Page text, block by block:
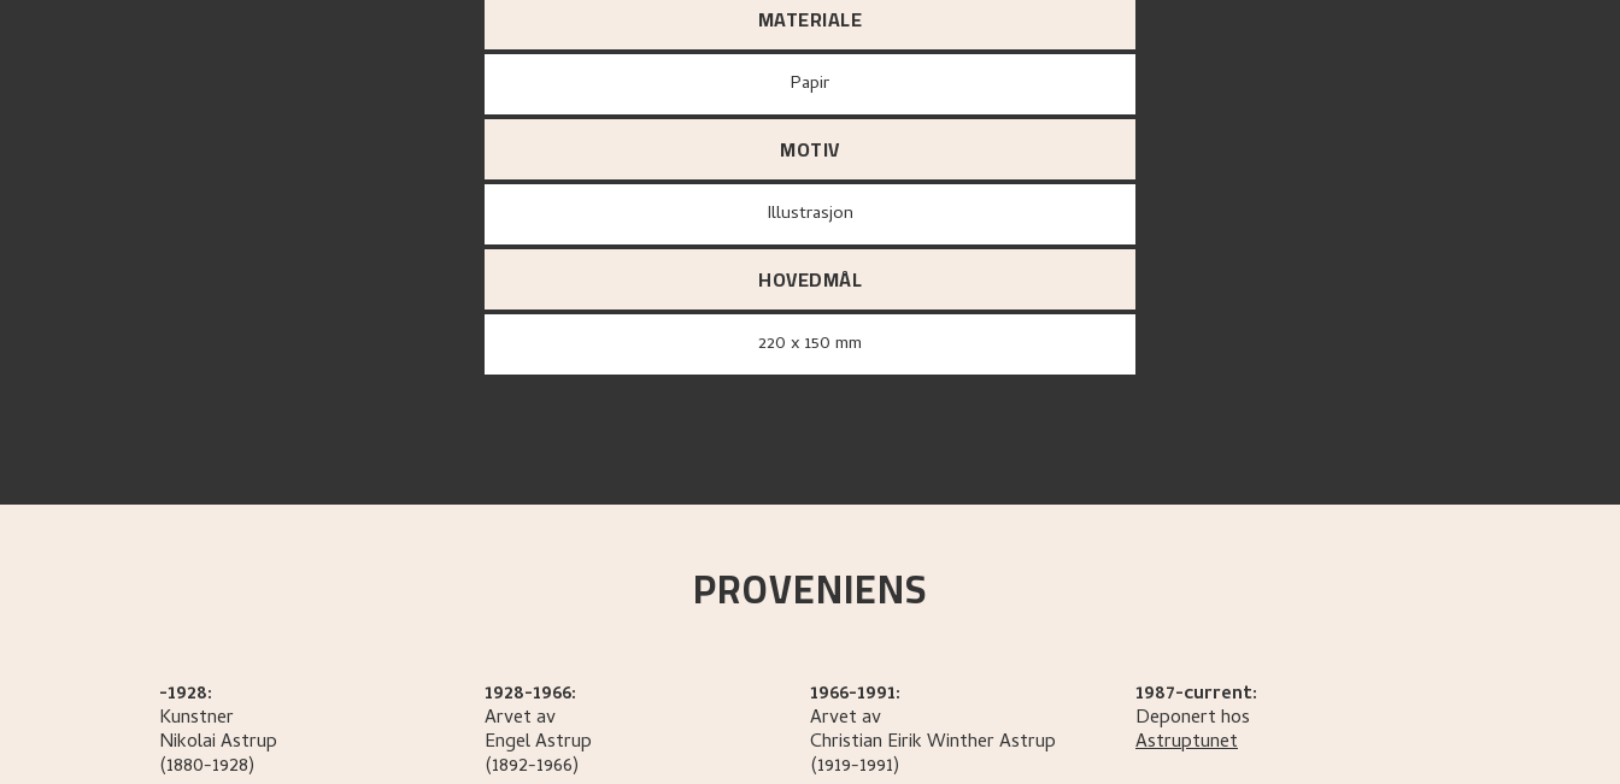
MATERIALE
papir
MOTIV
Illustrasjon
HOVEDMÅL
220 x 150 mm
PROVENIENS
-1928:
Kunstner
NikolaiAstrup
(1880-1928)
1928-1966:
Arvet av
EngelAstrup
(1892-1966)
1966-1991:
Arvet av
Christian Eirik WintherAstrup
(1919-1991)
1987-current:
Deponert hos
Astruptunet